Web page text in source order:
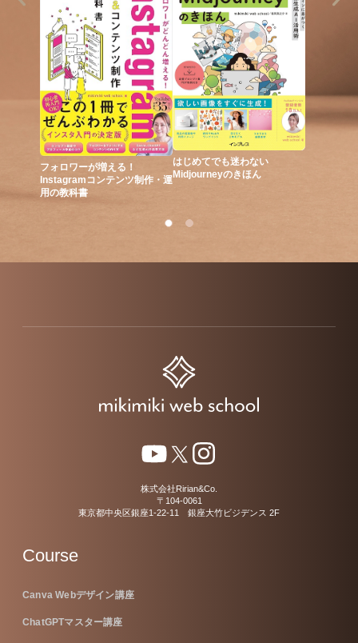
フォロワーが増える！
Instagramコンテンツ制作・運
用の教科書
はじめてでも迷わない
Midjourneyのきほん
株式会社Ririan&Co.
〒104-0061
東京都中央区銀座1-22-11 銀座大竹ビジデンス 2F
Course
Canva Webデザイン講座
ChatGPTマスター講座